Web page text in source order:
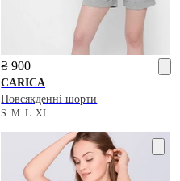
₴ 900
CARICA
Повсякденні шорти
SMLXL